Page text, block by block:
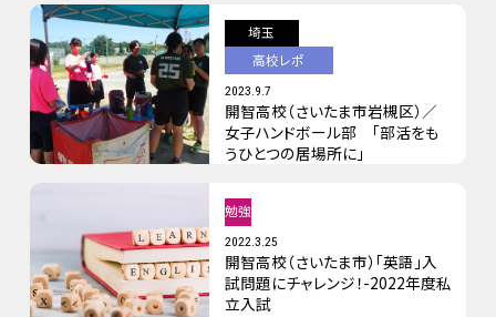
埼玉
高校レポ
2023.9.7
開智高校（さいたま市岩槻区）／
女子ハンドボール部 「部活をも
うひとつの居場所に」
勉強
2022.3.25
開智高校（さいたま市）「英語」入
試問題にチャレンジ！-2022年度私
立入試